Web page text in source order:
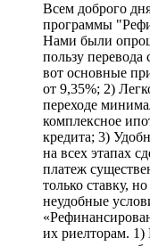
Всем доброго
программы
Нами были
пользу
вот основные
от 9,35%; 2)
переходе
комплексное
кредита; 3)
на всех этапах
платеж
только ставку,
неудобные
их риелторам.